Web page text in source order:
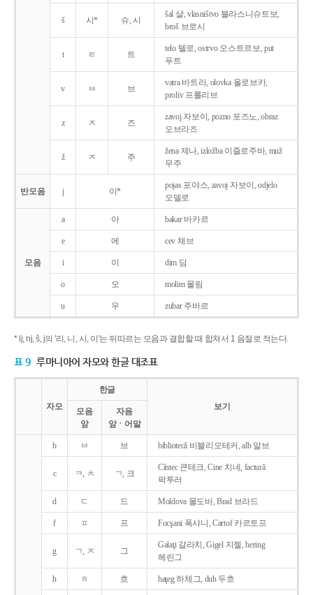
š 시* 슈, 시
šal 샬, vlasništvo 블라스니슈트보,
broš 브로시
t ㅌ 트
telo 텔로, ostrvo 오스트르보, put
푸트
v ㅂ 브
vatra 바트라, olovka 올로브카,
proliv 프롤리브
z ㅈ 즈
zavoj 자보이, pozno 포즈노, obraz
오브라즈
ž ㅈ 주
žena 제나, izložba 이즐로주바, muž
무주
반모음 j 이*
pojas 포야스, zavoj 자보이, odjelo
오델로
모음
a 아 bakar 바카르
e 에 cev 체브
i 이 dim 딤
o 오 molim 몰림
u 우 zubar 주바르
* lj, nj, š, j의 '리, 니, 시, 이'는 뒤따르는 모음과 결합할 때 합쳐서 1 음절로 적는다.
표 9 루마니아어 자모와 한글 대조표
자모
한글
보기
모음
앞
자음
앞ㆍ어말
b ㅂ 브 bibliotecǎ 비블리오테커, alb 알브
c ㅋ, ㅊ ㄱ, 크
Cîntec 큰테크, Cine 치네, facturǎ
팍투러
d ㄷ 드 Moldova 몰도바, Brad 브라드
f ㅍ 프 Focşani 폭샤니, Cartof 카르토프
g ㄱ, ㅈ 그
Galaţi 갈라치, Gigel 지젤, hering
헤린그
h ㅎ 흐 haţeg 하체그, duh 두흐